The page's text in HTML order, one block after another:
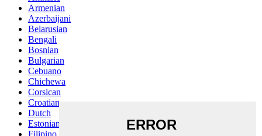
Armenian
Azerbaijani
Belarusian
Bengali
Bosnian
Bulgarian
Cebuano
Chichewa
Corsican
Croatian
Dutch
Estonian
Filipino